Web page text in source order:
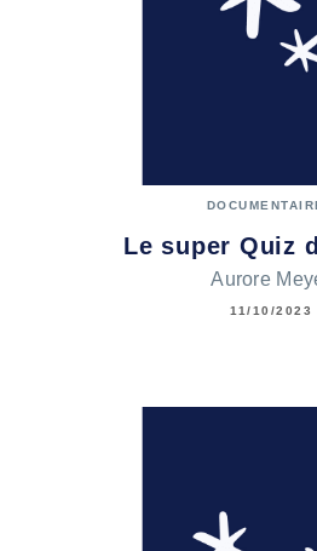
Le super Quiz
Aurore
11/10/2023